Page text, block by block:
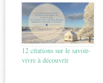
12 citations sur le savoir-
vivre à découvrir